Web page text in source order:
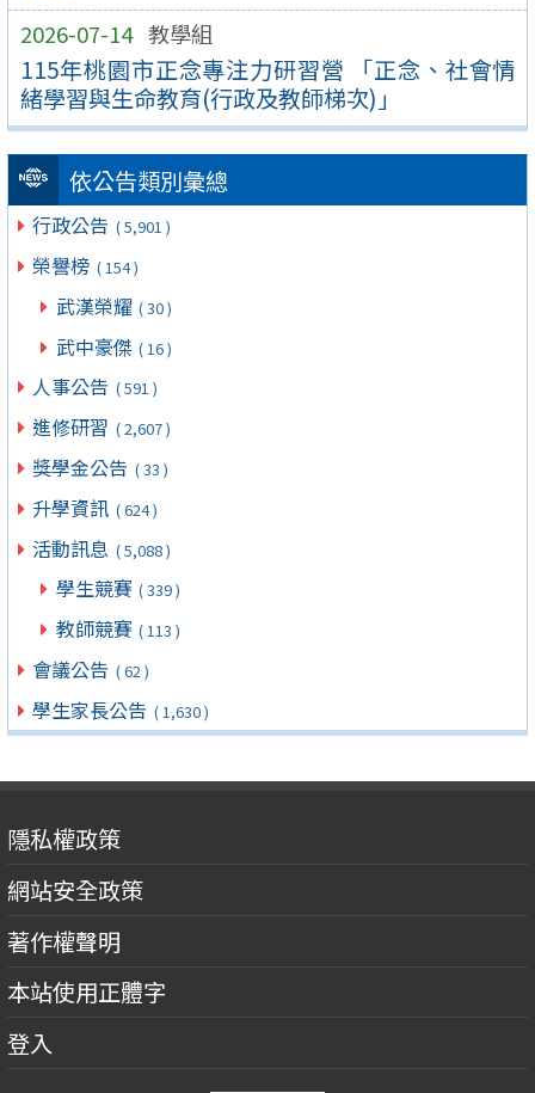
2026-07-14 教學組
115年桃園市正念專注力研習營 「正念、社會情
緒學習與生命教育(行政及教師梯次)」
依公告類別彙總
行政公告 ( 5,901 )
榮譽榜 ( 154 )
武漢榮耀 ( 30 )
武中豪傑 ( 16 )
人事公告 ( 591 )
進修研習 ( 2,607 )
獎學金公告 ( 33 )
升學資訊 ( 624 )
活動訊息 ( 5,088 )
學生競賽 ( 339 )
教師競賽 ( 113 )
會議公告 ( 62 )
學生家長公告 ( 1,630 )
隱私權政策
網站安全政策
著作權聲明
本站使用正體字
登入